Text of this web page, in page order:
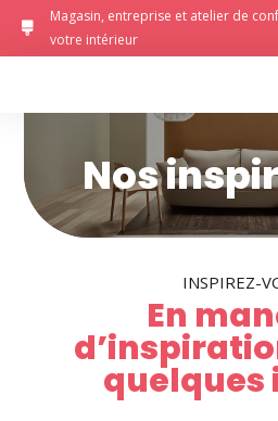
Magasin, entreprise et atelier de
votre intérieur
Nos
INSPIREZ-
En
quelques